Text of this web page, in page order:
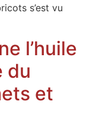
s’est vu
l’huile
du
et